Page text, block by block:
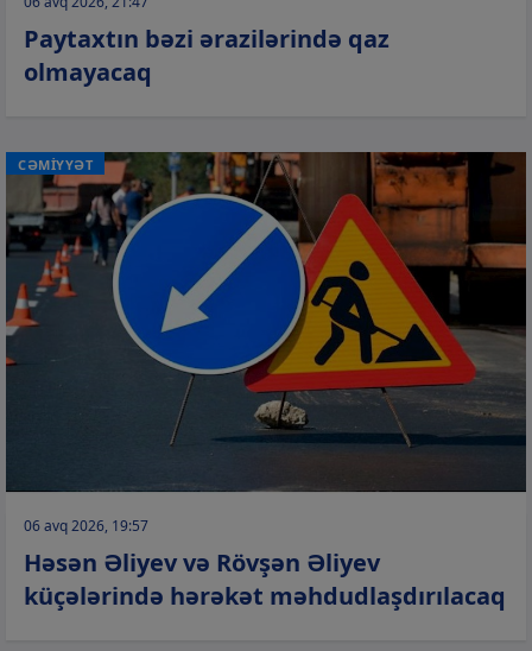
Paytaxtın bəzi ərazilərində qaz
olmayacaq
CƏMİYYƏT
06 avq 2026, 19:57
Həsən Əliyev və Rövşən Əliyev
küçələrində hərəkət məhdudlaşdırılacaq